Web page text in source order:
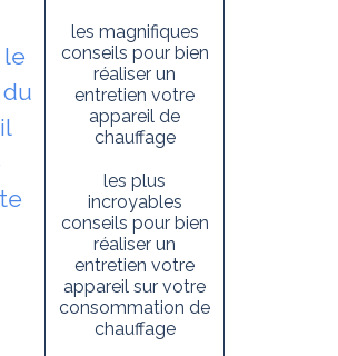
les magnifiques
conseils pour bien
réaliser un
entretien votre
appareil de
chauffage
les plus
incroyables
conseils pour bien
réaliser un
entretien votre
appareil sur votre
consommation de
chauffage